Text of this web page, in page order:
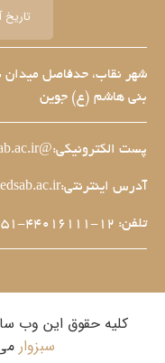
شهر نقاب، حدفاصل میدان
بنی هاشم (ع) جوین
پست الکترونیکی:@medsab.ac.ir
آدرس اینترنتی:gbh.medsab.ac.ir
تلفن: 12-44016111-051
کلیه حقوق این وب
سبزوار